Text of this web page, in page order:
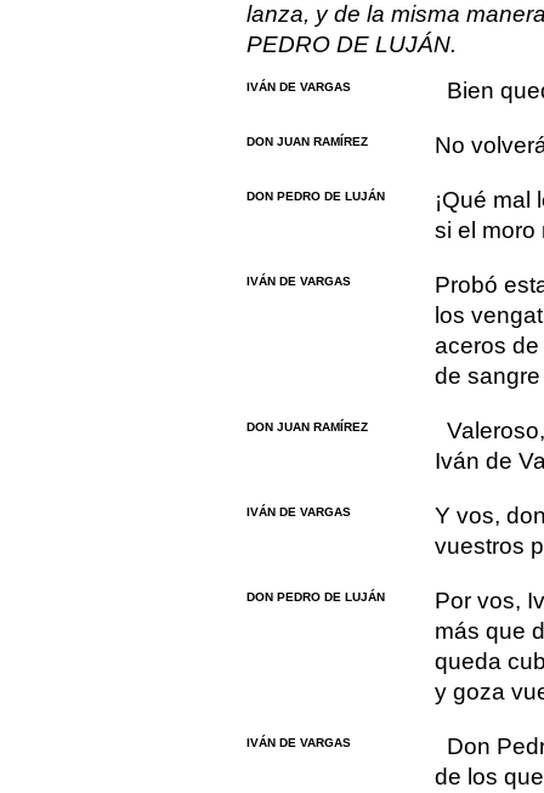
lanza, y de la misma
PEDRO DE LUJÁN.
IVÁN DE VARGAS Bien
DON JUAN RAMÍREZ No
DON PEDRO DE LUJÁN
¡Qué mal
si el moro
IVÁN DE VARGAS
Probó
los
aceros
de
DON JUAN RAMÍREZ
Iván de
IVÁN DE VARGAS
Y vos,
vuestros
DON PEDRO DE LUJÁN
Por vos,
más que
queda
y goza
IVÁN DE VARGAS
Don
de los